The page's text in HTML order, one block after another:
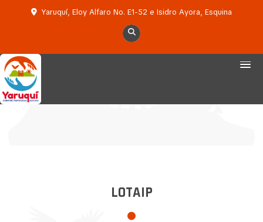
Yaruquí, Eloy Alfaro No. E1-52 e Isidro Ayora, Esquina
LOTAIP